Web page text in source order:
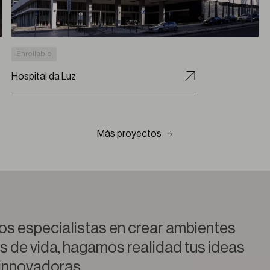
Enrollable
Hospital da Luz
Más proyectos
especialistas en crear ambientes
de vida, hagamos realidad tus ideas